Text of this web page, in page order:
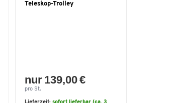
Teleskop-Trolley
nur 139,00 €
pro St.